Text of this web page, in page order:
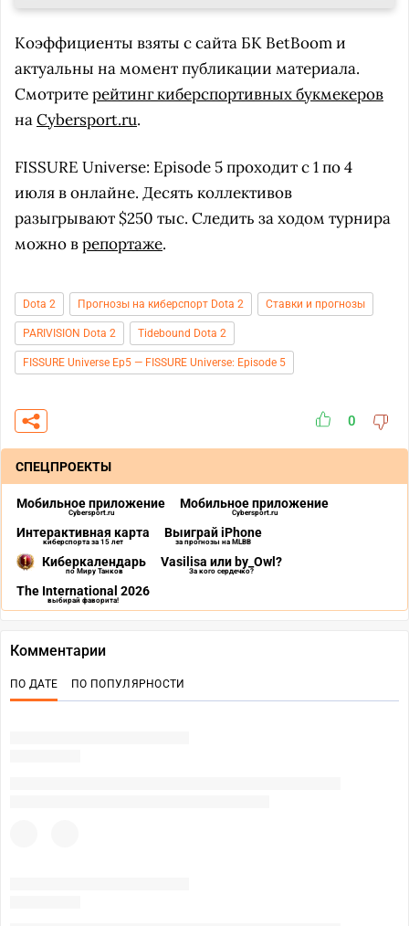
Коэффициенты взяты с сайта БК BetBoom и
актуальны на момент публикации материала.
Смотритерейтинг киберспортивных букмекеров
наCybersport.ru.
FISSURE Universe: Episode 5 проходит с 1 по 4
июля в онлайне. Десять коллективов
разыгрывают $250 тыс. Следить за ходом турнира
можно врепортаже.
Dota 2 Прогнозы на киберспорт Dota 2 Ставки и прогнозы
PARIVISION Dota 2 Tidebound Dota 2
FISSURE Universe Ep5 — FISSURE Universe: Episode 5
0
СПЕЦПРОЕКТЫ
Мобильное приложение
Cybersport.ru
Мобильное приложение
Cybersport.ru
Интерактивная карта
киберспорта за 15 лет
Выиграй iPhone
за прогнозы на MLBB
Киберкалендарь
по Миру Танков
Vasilisa или by_Owl?
За кого сердечко?
The International 2026
выбирай фаворита!
Комментарии
ПО ДАТЕ ПО ПОПУЛЯРНОСТИ